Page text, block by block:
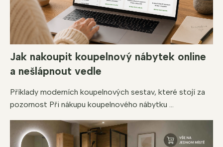
Jak nakoupit koupelnový nábytek online
a nešlápnout vedle
Příklady moderních koupelnových sestav, které stojí za
pozornost Při nákupu koupelnového nábytku ...